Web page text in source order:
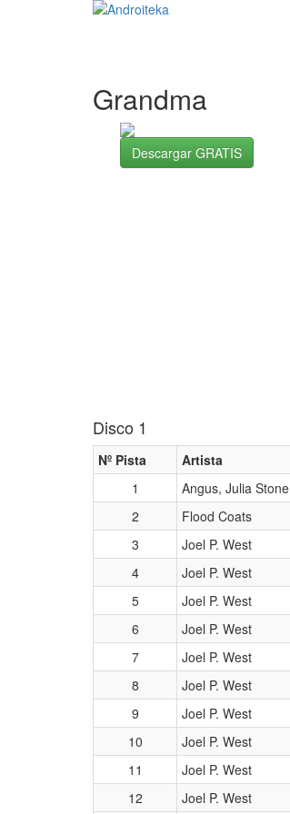
Grandma
Descargar GRATIS
Disco 1
Nº Pista Artista
1
Angus, Julia Stone
2
Flood Coats
3
Joel P. West
4
Joel P. West
5
Joel P. West
6
Joel P. West
7
Joel P. West
8
Joel P. West
9
Joel P. West
10
Joel P. West
11
Joel P. West
12
Joel P. West